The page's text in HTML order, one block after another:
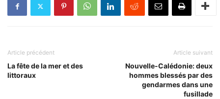
Article précédent
La fête de la mer et des
littoraux
Article suivant
Nouvelle-Calédonie: deux
hommes blessés par des
gendarmes dans une
fusillade